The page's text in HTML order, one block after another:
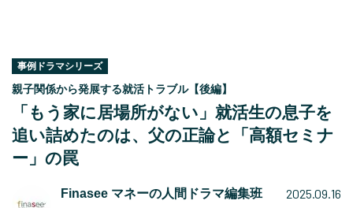
#老後 #データ・調査
事例ドラマシリーズ
親子関係から発展する就活トラブル【後編】
「もう家に居場所がない」就活生の息子を
追い詰めたのは、父の正論と「高額セミナ
ー」の罠
Finasee マネーの人間ドラマ編集班 2025.09.16